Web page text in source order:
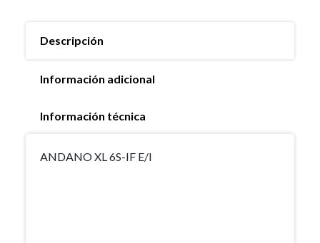
Descripción
Información adicional
Información técnica
ANDANO XL 6S-IF E/I